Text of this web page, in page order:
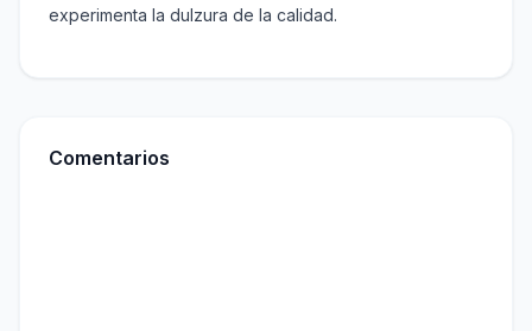
experimenta la dulzura de la calidad.
Comentarios